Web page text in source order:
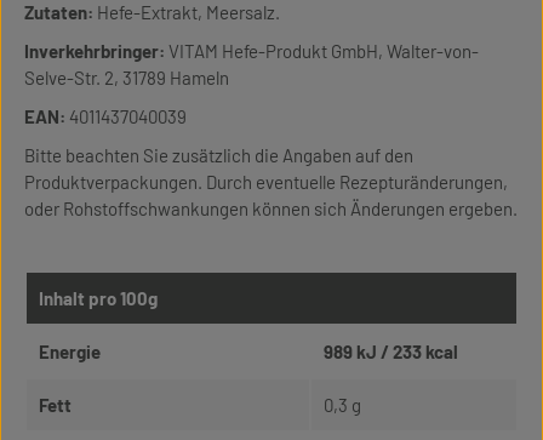
Zutaten: Hefe-Extrakt, Meersalz.
Inverkehrbringer: VITAM Hefe-Produkt GmbH, Walter-von-
Selve-Str. 2, 31789 Hameln
EAN: 4011437040039
Bitte beachten Sie zusätzlich die Angaben auf den
Produktverpackungen. Durch eventuelle Rezepturänderungen,
oder Rohstoffschwankungen können sich Änderungen ergeben.
Inhalt pro 100g
Energie 989 kJ / 233 kcal
Fett 0,3 g